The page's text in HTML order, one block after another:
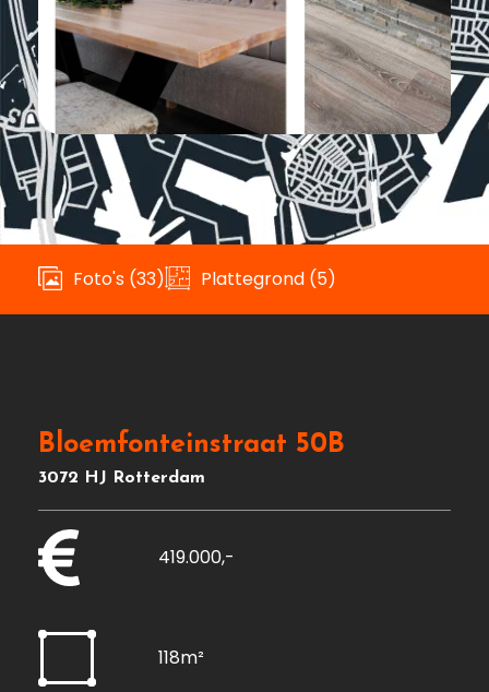
Foto's (33) Plattegrond (5)
Bloemfonteinstraat 50B
3072 HJ Rotterdam
419.000,-
118m²